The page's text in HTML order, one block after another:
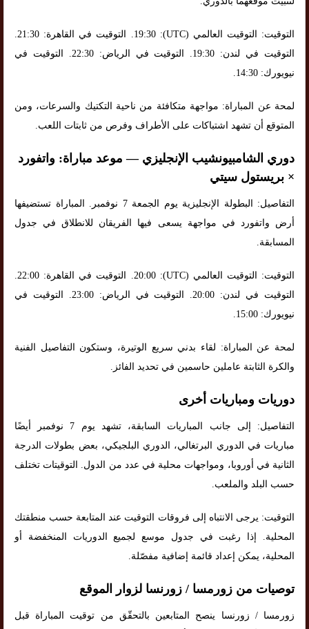
التوقيت: التوقيت العالمي (UTC): 19:30. التوقيت في القاهرة: 21:30.
التوقيت في لندن: 19:30. التوقيت في الرياض: 22:30. التوقيت في
نيويورك: 14:30.
لمحة عن المباراة: مواجهة متكافئة من ناحية التكتيك والسرعات، ومن
المتوقع أن تشهد اشتباكات على الأطراف وفرص من ثابتات اللعب.
دوري الشامبيونشيب الإنجليزي — موعد مباراة: واتفورد
× بريستول سيتي
التفاصيل: البطولة الإنجليزية يوم الجمعة 7 نوفمبر. المباراة تستضيفها
أرض واتفورد في مواجهة يسعى فيها الفريقان للانطلاق في جدول
المسابقة.
التوقيت: التوقيت العالمي (UTC): 20:00. التوقيت في القاهرة: 22:00.
التوقيت في لندن: 20:00. التوقيت في الرياض: 23:00. التوقيت في
نيويورك: 15:00.
لمحة عن المباراة: لقاء بدني سريع الوتيرة، وستكون التفاصيل الفنية
والكرة الثابتة عاملين حاسمين في تحديد الفائز.
دوريات ومباريات أخرى
التفاصيل: إلى جانب المباريات السابقة، تشهد يوم 7 نوفمبر أيضًا
مباريات في الدوري البرتغالي، الدوري البلجيكي، بعض بطولات الدرجة
الثانية في أوروبا، ومواجهات محلية في عدد من الدول. التوقيتات تختلف
حسب البلد والملعب.
التوقيت: يرجى الانتباه إلى فروقات التوقيت عند المتابعة حسب منطقتك
المحلية. إذا رغبت في جدول موسع لجميع الدوريات المنخفضة أو
المحلية، يمكن إعداد قائمة إضافية مفصّلة.
توصيات من زورمسا / زورنسا لزوار الموقع
زورمسا / زورنسا ينصح المتابعين بالتحقّق من توقيت المباراة قبل